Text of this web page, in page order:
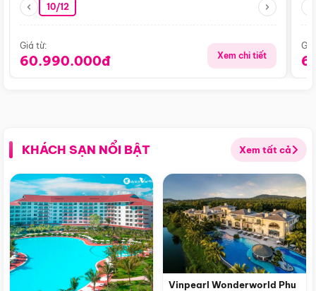
10/12
Giá từ:
60.990.000đ Xem chi tiết
KHÁCH SẠN NỔI BẬT Xem tất cả
Vinpearl Wonderworld Phu